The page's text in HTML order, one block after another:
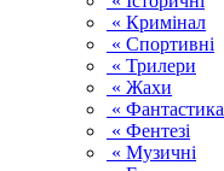
« Кримінал
« Спортивні
« Трилери
« Жахи
« Фантастика
« Фентезі
« Музичні